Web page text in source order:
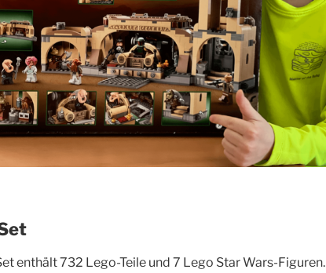
enthält 732 Lego-Teile und 7 Lego Star Wars-Figuren.